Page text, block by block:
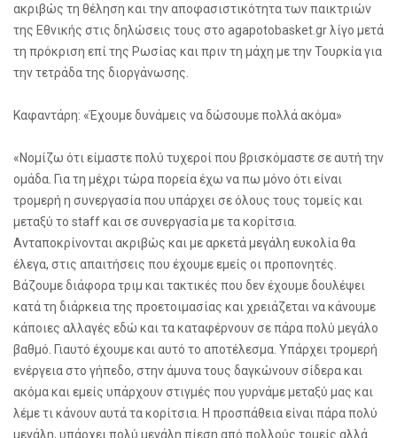
ακριβώς τη θέληση και την αποφασιστικότητα των παικτριών
της Εθνικής στις δηλώσεις τους στο agapotobasket.gr λίγο μετά
τη πρόκριση επί της Ρωσίας και πριν τη μάχη με την Τουρκία για
την τετράδα της διοργάνωσης.
Καφαντάρη: «Έχουμε δυνάμεις να δώσουμε πολλά ακόμα»
«Νομίζω ότι είμαστε πολύ τυχεροί που βρισκόμαστε σε αυτή την
ομάδα. Για τη μέχρι τώρα πορεία έχω να πω μόνο ότι είναι
τρομερή η συνεργασία που υπάρχει σε όλους τους τομείς και
μεταξύ το staff και σε συνεργασία με τα κορίτσια.
Ανταποκρίνονται ακριβώς και με αρκετά μεγάλη ευκολία θα
έλεγα, στις απαιτήσεις που έχουμε εμείς οι προπονητές.
Βάζουμε διάφορα τριμ και τακτικές που δεν έχουμε δουλέψει
κατά τη διάρκεια της προετοιμασίας και χρειάζεται να κάνουμε
κάποιες αλλαγές εδώ και τα καταφέρνουν σε πάρα πολύ μεγάλο
βαθμό. Γιαυτό έχουμε και αυτό το αποτέλεσμα. Υπάρχει τρομερή
ενέργεια στο γήπεδο, στην άμυνα τους δαγκώνουν σίδερα και
ακόμα και εμείς υπάρχουν στιγμές που γυρνάμε μεταξύ μας και
λέμε τι κάνουν αυτά τα κορίτσια. Η προσπάθεια είναι πάρα πολύ
μεγάλη, υπάρχει πολύ μεγάλη πίεση από πολλούς τομείς αλλά